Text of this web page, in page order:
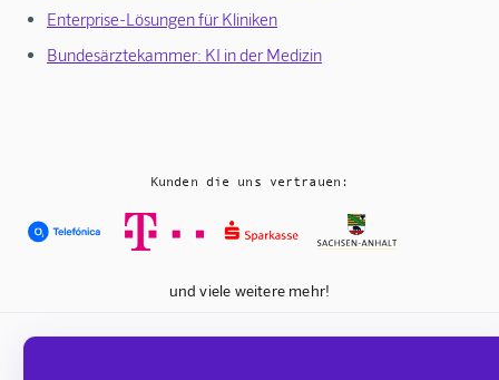
Enterprise-Lösungen für Kliniken
Bundesärztekammer: KI in der Medizin
Kunden die uns vertrauen:
und viele weitere mehr!